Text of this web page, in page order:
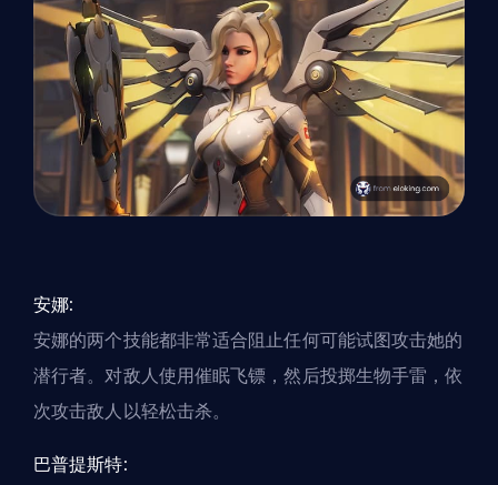
安娜:
安娜的两个技能都非常适合阻止任何可能试图攻击她的
潜行者。对敌人使用催眠飞镖，然后投掷生物手雷，依
次攻击敌人以轻松击杀。
巴普提斯特: